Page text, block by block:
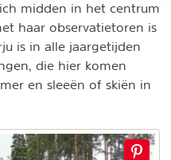
midden in het centrum
haar observatietoren is
is in alle jaargetijden
die hier komen
en sleeën of skiën in